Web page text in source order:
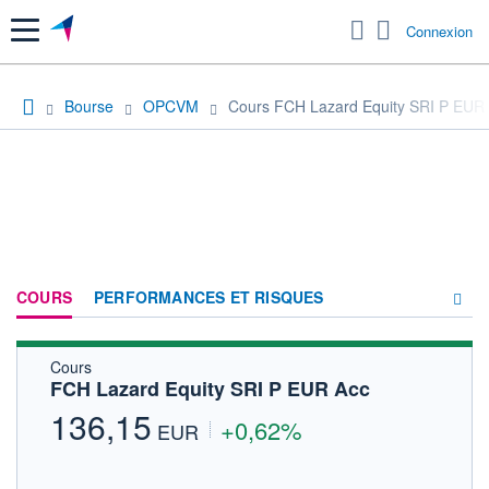
Menu Connexion
Bourse OPCVM Cours FCH Lazard Equity SRI P EUR
COURS PERFORMANCES ET RISQUES
FORUM
Cours
FCH Lazard Equity SRI P EUR Acc
136,15 EUR +0,62%